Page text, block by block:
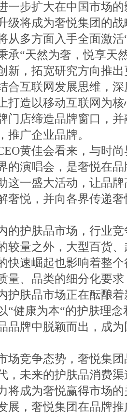
一步扩大在中国市场
级将成为奢悦集团的
多方面入手全面激活
承“天然为奢，悦享天
新，拓宽研究方向推
合互联网发展思维，
打造以移动互联网为
门店缔造品牌窗口，
推广企业品牌。
黄佳会看来，与时尚
的演唱会，是奢悦在
这一盛大活动，让品
奢悦，并向各界传递
护肤品市场，行业竞
较量之外，大型百货
快速崛起也影响着整
量、品类的细分化要
护肤品市场正在酝酿
“健康为本“的护肤理
品牌中脱颖而出，成
竞争态势，奢悦集团
，未来的护肤品消费
将成为奢悦赢得市场
展，奢悦集团在品牌